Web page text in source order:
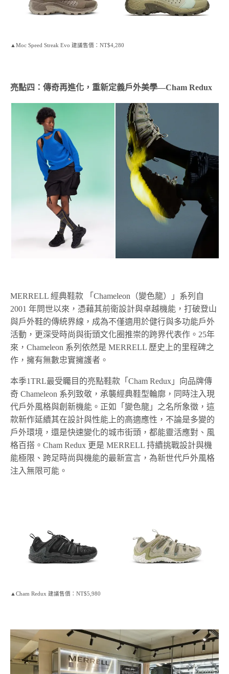
▲Moc Speed Streak Evo 建議售價：NT$4,280
亮點四：傳奇再進化，重新定義戶外美學—Cham Redux
MERRELL 經典鞋款 「Chameleon（變色龍）」系列自
2001 年問世以來，憑藉其前衛設計與卓越機能，打破登山
與戶外鞋的傳統界線，成為不僅適用於健行與多功能戶外
活動，更深受時尚與街頭文化圈推崇的跨界代表作。25年
來，Chameleon 系列依然是 MERRELL 歷史上的里程碑之
作，擁有無數忠實擁護者。
本季1TRL最受矚目的亮點鞋款「Cham Redux」向品牌傳
奇 Chameleon 系列致敬，承襲經典鞋型輪廓，同時注入現
代戶外風格與創新機能。正如「變色龍」之名所象徵，這
款新作延續其在設計與性能上的高適應性，不論是多變的
戶外環境，還是快速變化的城市街頭，都能靈活應對、風
格百搭。Cham Redux 更是 MERRELL 持續挑戰設計與機
能極限、跨足時尚與機能的最新宣言，為新世代戶外風格
注入無限可能。
▲Cham Redux 建議售價：NT$5,980